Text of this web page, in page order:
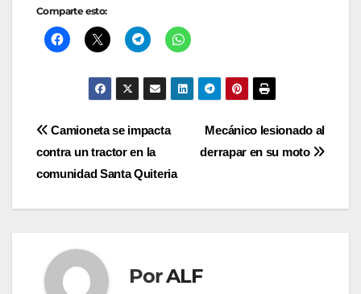
Comparte esto:
Navegación
de
entradas
Mecánico lesionado al
derrapar en su moto
Camioneta se impacta
contra un tractor en la
comunidad Santa Quiteria
PorALF